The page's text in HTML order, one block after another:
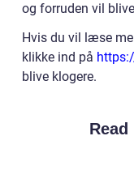
og forruden vil
Hvis du vil læse
klikke ind på
blive klogere.